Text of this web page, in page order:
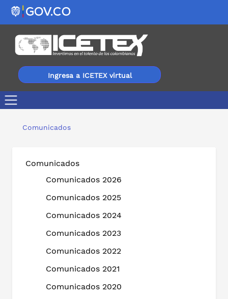
Ingresa a ICETEX virtual
Comunicados
Comunicados
Comunicados 2026
Comunicados 2025
Comunicados 2024
Comunicados 2023
Comunicados 2022
Comunicados 2021
Comunicados 2020